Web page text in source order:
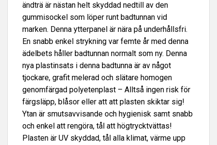
ändträ är nästan helt skyddad nedtill av den
gummisockel som löper runt badtunnan vid
marken. Denna ytterpanel är nära på underhållsfri.
En snabb enkel strykning var femte år med denna
ädelbets håller badtunnan normalt som ny. Denna
nya plastinsats i denna badtunna är av något
tjockare, grafit melerad och slätare homogen
genomfärgad polyetenplast – Alltså ingen risk för
färgsläpp, blåsor eller att att plasten skiktar sig!
Ytan är smutsavvisande och hygienisk samt snabb
och enkel att rengöra, tål att högtrycktvättas!
Plasten är UV skyddad, tål alla klimat, värme upp